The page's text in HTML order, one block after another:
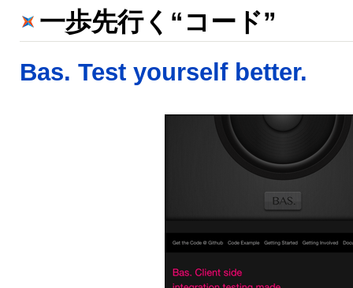
一歩先行く“コード”
Bas. Test yourself better.